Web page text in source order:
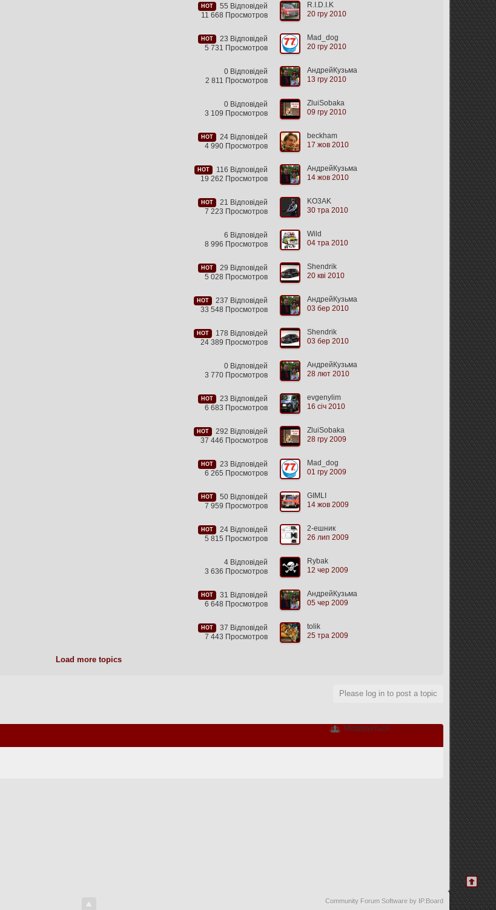
HOT
55 Відповідей
11 668 Просмотров
R.I.D.I.K
20 гру 2010
HOT
23 Відповідей
5 731 Просмотров
Mad_dog
20 гру 2010
0 Відповідей
2 811 Просмотров
АндрейКузьма
13 гру 2010
0 Відповідей
3 109 Просмотров
ZluiSobaka
09 гру 2010
HOT
24 Відповідей
4 990 Просмотров
beckham
17 жов 2010
HOT
116 Відповідей
19 262 Просмотров
АндрейКузьма
14 жов 2010
HOT
21 Відповідей
7 223 Просмотров
KO3AK
30 тра 2010
6 Відповідей
8 996 Просмотров
Wild
04 тра 2010
HOT
29 Відповідей
5 028 Просмотров
Shendrik
20 кві 2010
HOT
237 Відповідей
33 548 Просмотров
АндрейКузьма
03 бер 2010
HOT
178 Відповідей
24 389 Просмотров
Shendrik
03 бер 2010
0 Відповідей
3 770 Просмотров
АндрейКузьма
28 лют 2010
HOT
23 Відповідей
6 683 Просмотров
evgenylim
16 січ 2010
HOT
292 Відповідей
37 446 Просмотров
ZluiSobaka
28 гру 2009
HOT
23 Відповідей
6 265 Просмотров
Mad_dog
01 гру 2009
HOT
50 Відповідей
7 959 Просмотров
GIMLI
14 жов 2009
HOT
24 Відповідей
5 815 Просмотров
2-ешник
26 лип 2009
4 Відповідей
3 636 Просмотров
Rybak
12 чер 2009
HOT
31 Відповідей
6 648 Просмотров
АндрейКузьма
05 чер 2009
HOT
37 Відповідей
7 443 Просмотров
tolik
25 тра 2009
Load more topics
Please log in to post a topic
Модерується: АндрейКузьма
Community Forum Software by IP.Board